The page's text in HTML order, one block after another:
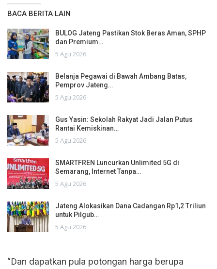
BACA BERITA LAIN
BULOG Jateng Pastikan Stok Beras Aman, SPHP
dan Premium…
5 Agu 2026
Belanja Pegawai di Bawah Ambang Batas,
Pemprov Jateng…
5 Agu 2026
Gus Yasin: Sekolah Rakyat Jadi Jalan Putus
Rantai Kemiskinan…
5 Agu 2026
SMARTFREN Luncurkan Unlimited 5G di
Semarang, Internet Tanpa…
5 Agu 2026
Jateng Alokasikan Dana Cadangan Rp1,2 Triliun
untuk Pilgub…
5 Agu 2026
“Dan dapatkan pula potongan harga berupa